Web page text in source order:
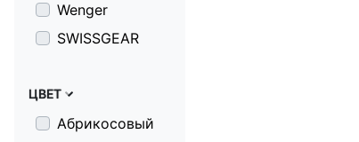
Wenger
SWISSGEAR
ЦВЕТ
Абрикосовый